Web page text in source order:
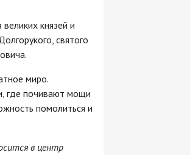
князей и
святого
миро.
где почивают мощи
помолиться и
в центр